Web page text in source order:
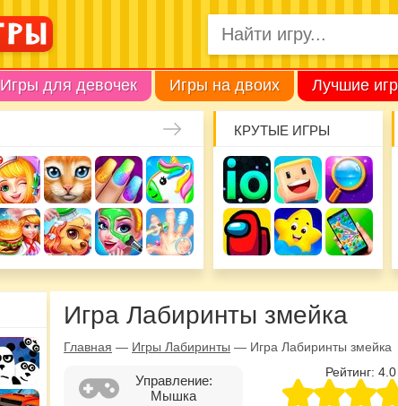
Игры для девочек Игры на двоих Лучшие
КРУТЫЕ ИГРЫ
Игра Лабиринты змейка
Главная — Игры Лабиринты — Игра Лабиринты змейка
Управление:
Мышка
Рейтинг: 4.0